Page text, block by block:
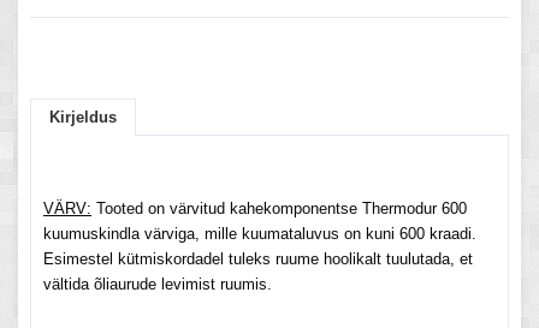
Kirjeldus
VÄRV: Tooted on värvitud kahekomponentse Thermodur 600
kuumuskindla värviga, mille kuumataluvus on kuni 600 kraadi.
Esimestel kütmiskordadel tuleks ruume hoolikalt tuulutada, et
vältida õliaurude levimist ruumis.